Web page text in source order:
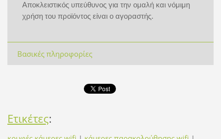
Αποκλειστικός υπεύθυνος για την ομαλή και νόμιμη
χρήση του προϊόντος είναι ο αγοραστής.
Βασικές πληροφορίες
Ετικέτες: